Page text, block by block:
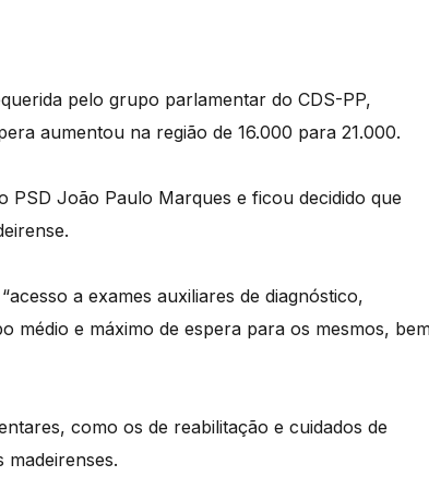
pelo grupo parlamentar do CDS-PP,
aumentou na região de 16.000 para 21.000.
PSD João Paulo Marques e ficou decidido que
a exames auxiliares de diagnóstico,
médio e máximo de espera para os mesmos,
como os de reabilitação e cuidados de